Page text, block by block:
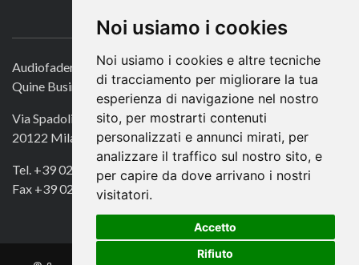
Noi usiamo i cookies
Noi usiamo i cookies e altre tecniche
di tracciamento per migliorare la tua
esperienza di navigazione nel nostro
sito, per mostrarti contenuti
personalizzati e annunci mirati, per
analizzare il traffico sul nostro sito, e
per capire da dove arrivano i nostri
visitatori.
Accetto
Rifiuto
CONTATTACI
Audiofader.com
Quine Business Publisher
Via Spadolini 7
20122 Milano
Tel. +39 02 49756990
Fax +39 02 72016740